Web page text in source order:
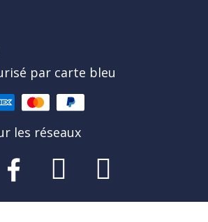
par carte bleu
Nous suivre sur les réseaux